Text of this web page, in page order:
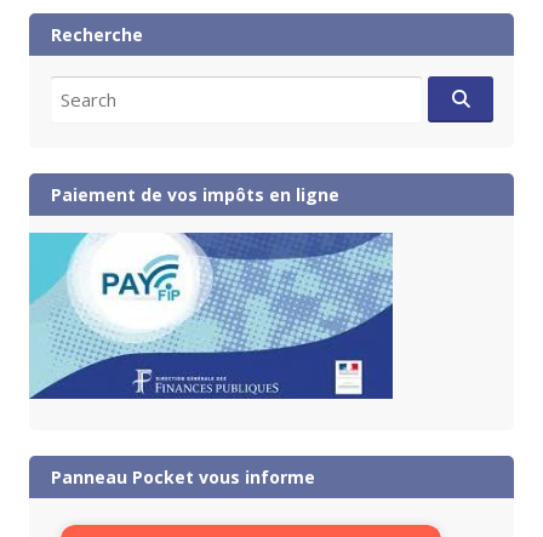
Recherche
for:
Paiement de vos impôts en ligne
Panneau Pocket vous informe